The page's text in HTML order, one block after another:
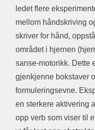
ledet flere
mellom håndskriving
skriver for hånd,
området i hjernen
sanse-motorikk. Dette
gjenkjenne bokstaver
formuleringsevne.
en sterkere aktivering
opp verb som viser til